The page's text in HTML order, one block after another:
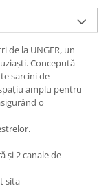
de la UNGER, un
Concepută
sarcini de
amplu pentru
o
și 2 canale de
sita